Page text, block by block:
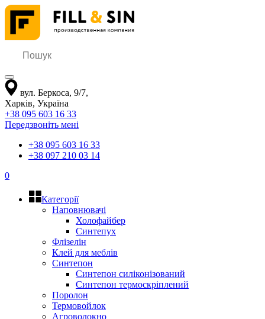
вул. Беркоса, 9/7,
Харків, Україна
+38 095 603 16 33
Передзвоніть мені
+38 095 603 16 33
+38 097 210 03 14
0
Категорії
Наповнювачі
Холофайбер
Синтепух
Флізелін
Клей для меблів
Синтепон
Синтепон силіконізований
Синтепон термоскріплений
Поролон
Термовойлок
Агроволокно